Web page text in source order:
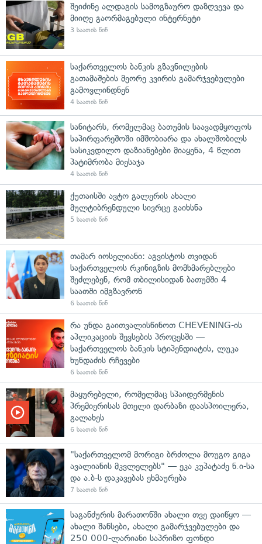
შეიძინე ალდაგის სამოგზაურო დაზღვევა და
მიიღე გაორმაგებული ინტერნეტი
3 საათის წინ
საქართველოს ბანკის გზავნილების
გათამაშების მეორე კვირის გამარჯვებულები
გამოვლინდნენ
4 საათის წინ
სანიტარს, რომელმაც ბათუმის საავადმყოფოს
საპირფარეშოში იმშობიარა და ახალშობილს
სასიკვდილო დაზიანებები მიაყენა, 4 წლით
პატიმრობა მიესაჯა
4 საათის წინ
ქუთაისში ავტო გალერის ახალი
მულტიბრენდული სივრცე გაიხსნა
5 საათის წინ
თამარ იოსელიანი: აგვისტოს თვიდან
საქართველოს რკინიგზის მომხმარებლები
შეძლებენ, რომ თბილისიდან ბათუმში 4
საათში იმგზავრონ
6 საათის წინ
რა უნდა გაითვალისწინოთ CHEVENING-ის
აპლიკაციის შევსების პროცესში —
საქართველოს ბანკის სტიპენდიატის, ლუკა
ხუნდაძის რჩევები
6 საათის წინ
მაყურებელი, რომელმაც სპაიდერმენის
პრემიერისას მთელი დარბაზი დაასპოილერა,
გალახეს
6 საათის წინ
"საქართველომ მორიგი ბრძოლა მოუგო გიგა
ავალიანის მკვლელებს" — ეკა კუპატაძე ნ.ი-სა
და ა.ბ-ს დაკავებას ეხმაურება
7 საათის წინ
საგანძურის მარათონში ახალი თვე დაიწყო —
ახალი შანსები, ახალი გამარჯვებულები და
250 000-ლარიანი საპრიზო ფონდი